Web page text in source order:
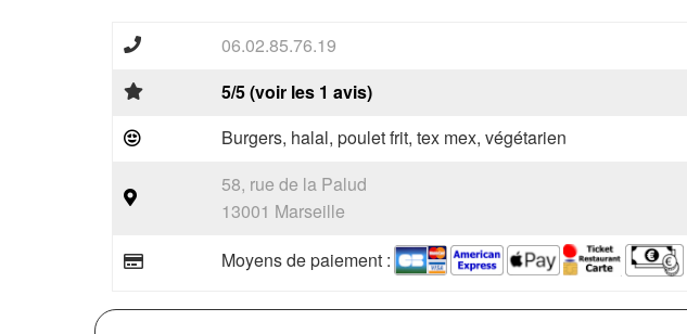
06.02.85.76.19
5/5 (voir les 1 avis)
Burgers, halal, poulet frit, tex mex, végétarien
58, rue de la Palud
13001 Marseille
Moyens de paiement :